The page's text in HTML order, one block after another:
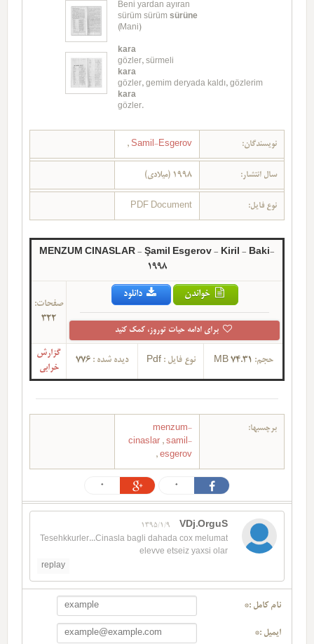
Beni yardan ayıran
sürüm sürümsürüne
(Mani)
kara
gözler, sürmeli
kara
gözler, gemim deryada kaldı, gözlerim
kara
gözler.
نویسندگان: Samil-Esgerov
,
سال انتشار: 1998 (میلادی)
نوع فایل: PDF Document
MENZUM CINASLAR - Şamil Esgerov - Kiril - Baki-
1998
خواندن دانلود
برای ادامه حیات توروز، کمک کنید
صفحات:
322
حجم: 74.31 MB نوع فایل :Pdf دیده شده : 776
گزارش
خرابی
برچسبها:
menzum-
cinaslar , samil-
esgerov
,
0
0
VDj.OrguS
1395/1/9
Tesehkkurler...Cinasla bagli dahada cox melumat
elevve etseiz yaxsi olar
replay
نام کامل :*
ایمیل :*